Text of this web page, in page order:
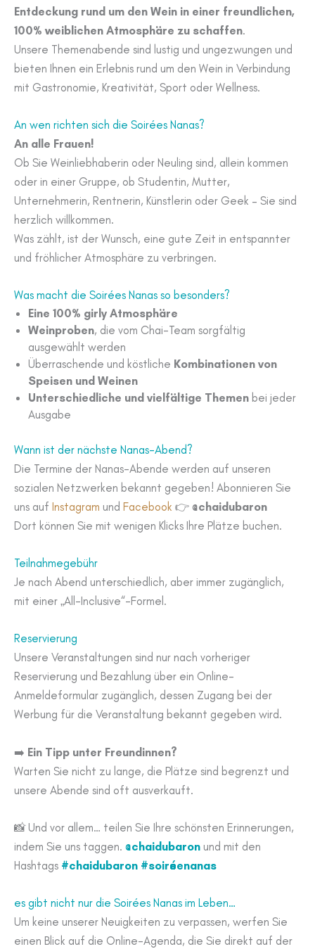
Entdeckung rund um den Wein in einer freundlichen,
100% weiblichen Atmosphäre zu schaffen.
Unsere Themenabende sind lustig und ungezwungen und
bieten Ihnen ein Erlebnis rund um den Wein in Verbindung
mit Gastronomie, Kreativität, Sport oder Wellness.
An wen richten sich die Soirées Nanas?
An alle Frauen!
Ob Sie Weinliebhaberin oder Neuling sind, allein kommen
oder in einer Gruppe, ob Studentin, Mutter,
Unternehmerin, Rentnerin, Künstlerin oder Geek – Sie sind
herzlich willkommen.
Was zählt, ist der Wunsch, eine gute Zeit in entspannter
und fröhlicher Atmosphäre zu verbringen.
Was macht die Soirées Nanas so besonders?
Eine 100% girly Atmosphäre
Weinproben, die vom Chai-Team sorgfältig
ausgewählt werden
Überraschende und köstliche Kombinationen von
Speisen und Weinen
Unterschiedliche und vielfältige Themen bei jeder
Ausgabe
Wann ist der nächste Nanas-Abend?
Die Termine der Nanas-Abende werden auf unseren
sozialen Netzwerken bekannt gegeben! Abonnieren Sie
uns auf Instagram und Facebook 👉 @chaidubaron
Dort können Sie mit wenigen Klicks Ihre Plätze buchen.
Teilnahmegebühr
Je nach Abend unterschiedlich, aber immer zugänglich,
mit einer „All-Inclusive“-Formel.
Reservierung
Unsere Veranstaltungen sind nur nach vorheriger
Reservierung und Bezahlung über ein Online-
Anmeldeformular zugänglich, dessen Zugang bei der
Werbung für die Veranstaltung bekannt gegeben wird.
➡️ Ein Tipp unter Freundinnen?
Warten Sie nicht zu lange, die Plätze sind begrenzt und
unsere Abende sind oft ausverkauft.
📸 Und vor allem… teilen Sie Ihre schönsten Erinnerungen,
indem Sie uns taggen. @chaidubaron und mit den
Hashtags #chaidubaron #soiréenanas
es gibt nicht nur die Soirées Nanas im Leben…
Um keine unserer Neuigkeiten zu verpassen, werfen Sie
einen Blick auf die Online-Agenda, die Sie direkt auf der